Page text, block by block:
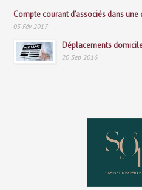
Compte courant d’associés dans une
03 Fév 2017
Déplacements
20 Sep 2016